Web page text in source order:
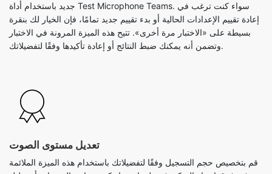
جديد باستخدام أداة Test Microphone Teams. سواء كنت ترغب في
إعادة تقييم الإعدادات الحالية أو بدء تقييم جديد تمامًا، فإن الخيار لك بنقرة
بسيطة على «الاختبار مرة أخرى». تتيح هذه الميزة المرونة في الاختبار
وتضمن أنه يمكنك ضبط النتائج أو إعادة تأكيدها وفقًا لتفضيلاتك.
تعديل مستوى الصوت
قم بتخصيص حجم التسجيل وفقًا لتفضيلاتك باستخدام هذه الميزة الملائمة